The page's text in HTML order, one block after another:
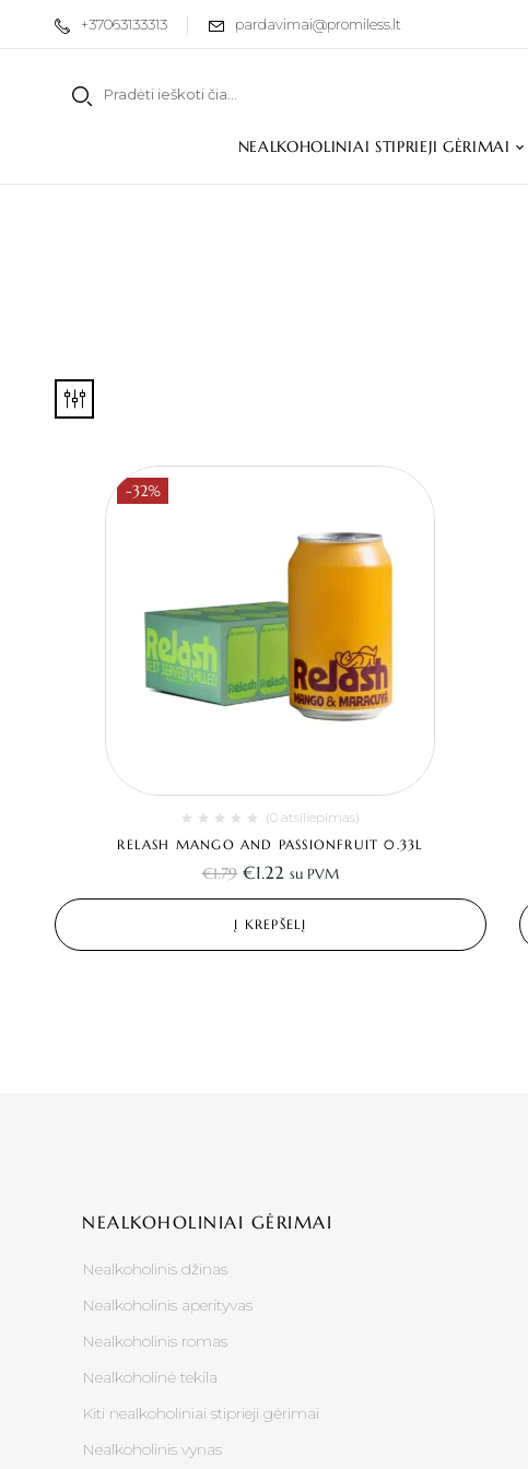
+37063133313 pardavimai@promiless.lt
NEALKOHOLINIAI STIPRIEJI GĖRIMAI
-32%
(0 atsiliepimas)
RELASH MANGO AND PASSIONFRUIT 0.33L
€1.79 €1.22 su PVM
Į KREPŠELĮ
NEALKOHOLINIAI GĖRIMAI
Nealkoholinis džinas
Nealkoholinis aperityvas
Nealkoholinis romas
Nealkoholinė tekila
Kiti nealkoholiniai stiprieji gėrimai
Nealkoholinis vynas